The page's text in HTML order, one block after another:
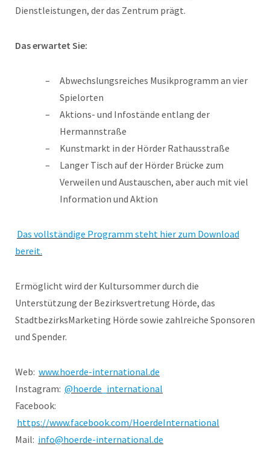
Dienstleistungen, der das Zentrum prägt.
Das erwartet Sie:
Abwechslungsreiches Musikprogramm an vier
Spielorten
Aktions- und Infostände entlang der
Hermannstraße
Kunstmarkt in der Hörder Rathausstraße
Langer Tisch auf der Hörder Brücke zum
Verweilen und Austauschen, aber auch mit viel
Information und Aktion
Das vollständige Programm steht hier zum Download
bereit.
Ermöglicht wird der Kultursommer durch die
Unterstützung der Bezirksvertretung Hörde, das
StadtbezirksMarketing Hörde sowie zahlreiche Sponsoren
und Spender.
Web: www.hoerde-international.de
Instagram: @hoerde_international
Facebook:
https://www.facebook.com/HoerdeInternational
Mail: info@hoerde-international.de